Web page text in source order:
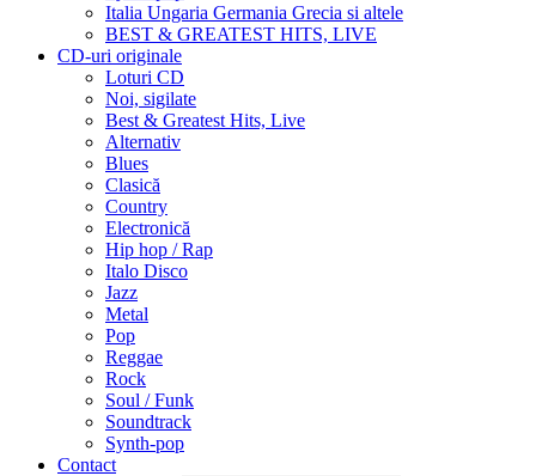
Italia Ungaria Germania Grecia si altele
BEST & GREATEST HITS, LIVE
CD-uri originale
Loturi CD
Noi, sigilate
Best & Greatest Hits, Live
Alternativ
Blues
Clasică
Country
Electronică
Hip hop / Rap
Italo Disco
Jazz
Metal
Pop
Reggae
Rock
Soul / Funk
Soundtrack
Synth-pop
Contact